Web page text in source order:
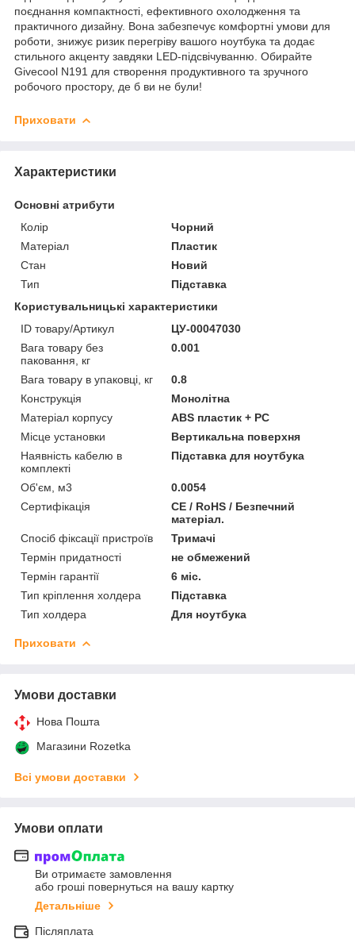
поєднання компактності, ефективного охолодження та
практичного дизайну. Вона забезпечує комфортні умови для
роботи, знижує ризик перегріву вашого ноутбука та додає
стильного акценту завдяки LED-підсвічуванню. Обирайте
Givecool N191 для створення продуктивного та зручного
робочого простору, де б ви не були!
Приховати
Характеристики
Основні атрибути
Колір
Чорний
Матеріал
Пластик
Стан
Новий
Тип
Підставка
Користувальницькі характеристики
ID товару/Артикул
ЦУ-00047030
Вага товару без
паковання, кг
0.001
Вага товару в упаковці, кг
0.8
Конструкція
Монолітна
Матеріал корпусу
ABS пластик + PC
Місце установки
Вертикальна поверхня
Наявність кабелю в
комплекті
Підставка для ноутбука
Об'єм, м3
0.0054
Сертифікація
CE / RoHS / Безпечний
матеріал.
Спосіб фіксації пристроїв
Тримачі
Термін придатності
не обмежений
Термін гарантії
6 міс.
Тип кріплення холдера
Підставка
Тип холдера
Для ноутбука
Приховати
Умови доставки
Нова Пошта
Магазини Rozetka
Всі умови доставки
Умови оплати
Ви отримаєте замовлення
або гроші повернуться на вашу картку
Детальніше
Післяплата